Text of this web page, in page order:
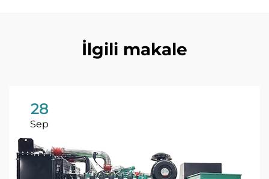
İlgili makale
28
Sep